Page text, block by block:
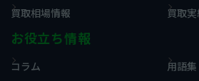
買取相場情報
買取
お役立ち情報
コラム 用語集